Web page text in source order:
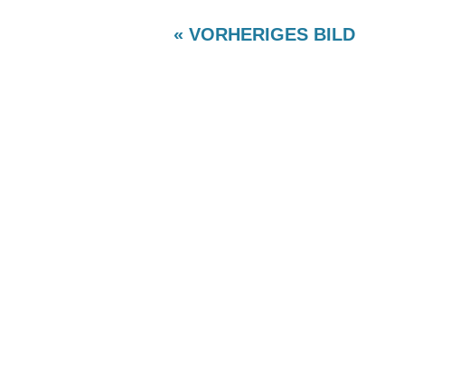
« VORHERIGES BILD